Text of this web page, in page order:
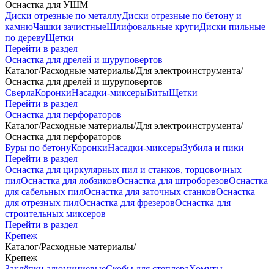
Оснастка для УШМ
Диски отрезные по металлуДиски отрезные по бетону и
камнюЧашки зачистныеШлифовальные кругиДиски пильные
по деревуЩетки
Перейти в раздел
Оснастка для дрелей и шуруповертов
Каталог/Расходные материалы/Для электроинструмента/
Оснастка для дрелей и шуруповертов
СверлаКоронкиНасадки-миксерыБитыЩетки
Перейти в раздел
Оснастка для перфораторов
Каталог/Расходные материалы/Для электроинструмента/
Оснастка для перфораторов
Буры по бетонуКоронкиНасадки-миксерыЗубила и пики
Перейти в раздел
Оснастка для циркулярных пил и станков, торцовочных
пилОснастка для лобзиковОснастка для штроборезовОснастка
для сабельных пилОснастка для заточных станковОснастка
для отрезных пилОснастка для фрезеровОснастка для
строительных миксеров
Перейти в раздел
Крепеж
Каталог/Расходные материалы/
Крепеж